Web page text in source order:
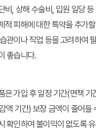
비, 상해 수술비, 입원 일당
적 피해에 대한 특약을 추가
관이나 직업 등을 고려하여
좋습니다.
은 가입 후 일정 기간(면책 기
액 기간) 보장 금액이 줄어들
확인하여 불이익이 없도록